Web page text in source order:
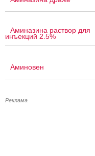
Аминазина раствор для
инъекций 2.5%
Аминовен
Реклама